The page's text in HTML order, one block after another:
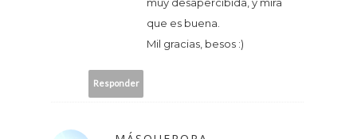
que es buena.
Mil gracias, besos :)
Responder